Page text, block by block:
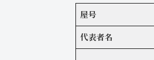
屋号
代表者名